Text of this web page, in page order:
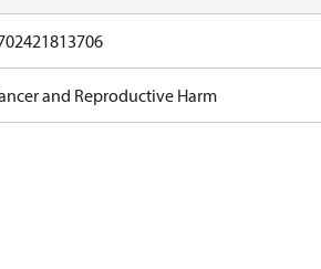
and Reproductive Harm